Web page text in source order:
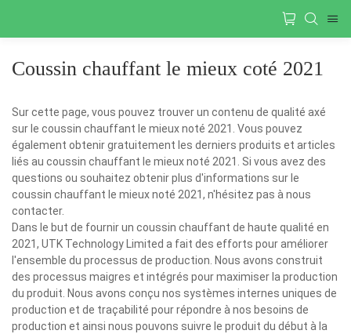
Coussin chauffant le mieux coté 2021
Sur cette page, vous pouvez trouver un contenu de qualité axé
sur le coussin chauffant le mieux noté 2021. Vous pouvez
également obtenir gratuitement les derniers produits et articles
liés au coussin chauffant le mieux noté 2021. Si vous avez des
questions ou souhaitez obtenir plus d'informations sur le
coussin chauffant le mieux noté 2021, n'hésitez pas à nous
contacter.
Dans le but de fournir un coussin chauffant de haute qualité en
2021, UTK Technology Limited a fait des efforts pour améliorer
l'ensemble du processus de production. Nous avons construit
des processus maigres et intégrés pour maximiser la production
du produit. Nous avons conçu nos systèmes internes uniques de
production et de traçabilité pour répondre à nos besoins de
production et ainsi nous pouvons suivre le produit du début à la